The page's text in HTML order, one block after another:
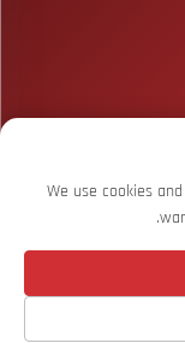
جميع الحقوق
We use cookies